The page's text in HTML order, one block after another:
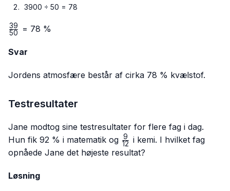
3900 ÷ 50 = 78
\frac{39}
50
39 = 78 %
Svar
Jordens atmosfære består af cirka 78 % kvælstof.
Testresultater
Jane modtog sine testresultater for flere fag i dag.
Hun fik 92 % i matematik og \frac{9}
{12}
12
9
i kemi. I hvilket fag
opnåede Jane det højeste resultat?
Løsning